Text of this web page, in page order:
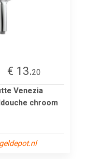
€ 13.20
Venezia
chroom